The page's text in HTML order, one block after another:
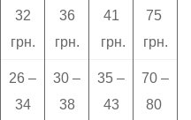
32
грн.
36
грн.
41
грн.
75
грн.
26 –
34
30 –
38
35 –
43
70 –
80